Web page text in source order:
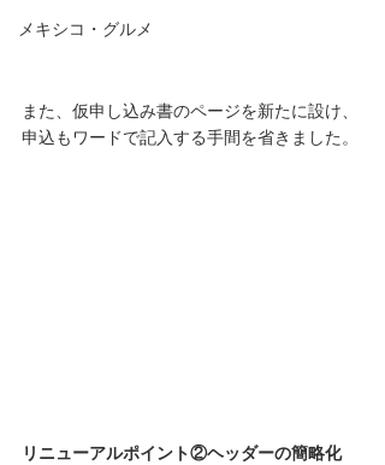
メキシコ・グルメ
また、仮申し込み書のページを新たに設け、
申込もワードで記入する手間を省きました。
リニューアルポイント②ヘッダーの簡略化